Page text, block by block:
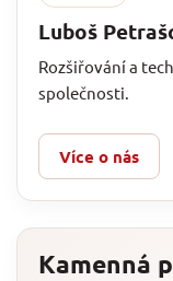
Luboš
Rozšiřování a
společnosti.
Více o nás
Kamenná